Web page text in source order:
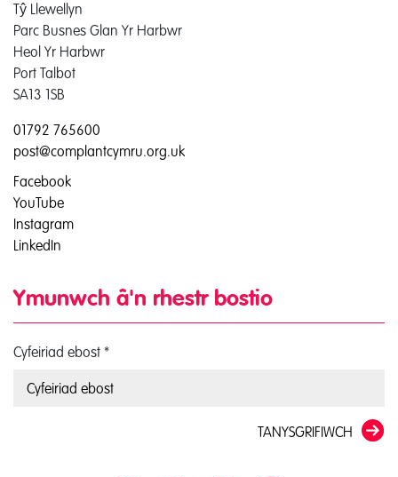
Tŷ Llewellyn
Parc Busnes Glan Yr Harbwr
Heol Yr Harbwr
Port Talbot
SA13 1SB
01792 765600
post@complantcymru.org.uk
Facebook
YouTube
Instagram
LinkedIn
Ymunwch â'n rhestr bostio
Cyfeiriad ebost *
TANYSGRIFIWCH